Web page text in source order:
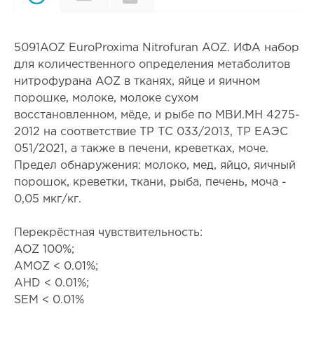
5091AOZ EuroProxima Nitrofuran AOZ. ИФА набор
для количественного определения метаболитов
нитрофурана AOZ в тканях, яйце и яичном
порошке, молоке, молоке сухом
восстановленном, мёде, и рыбе по МВИ.МН 4275-
2012 на соответствие ТР ТС 033/2013, ТР ЕАЭС
051/2021, а также в печени, креветках, моче.
Предел обнаружения: молоко, мед, яйцо, яичный
порошок, креветки, ткани, рыба, печень, моча -
0,05 мкг/кг.
Перекрёстная чувствительность:
AOZ 100%;
AMOZ < 0.01%;
AHD < 0.01%;
SEM < 0.01%